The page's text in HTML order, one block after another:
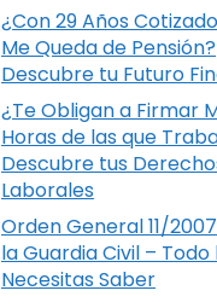
¿Con 29 Años
Me Queda de Pensión?
Descubre tu Futuro
¿Te Obligan a Firmar
Horas de las que
Descubre tus
Laborales
Orden General 11/
la Guardia Civil – Todo
Necesitas Saber